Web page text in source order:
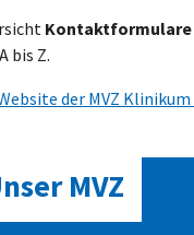
Kontaktformulare
bis Z.
der MVZ
MVZ